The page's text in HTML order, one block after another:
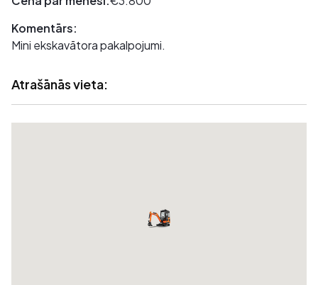
Komentārs:
Mini ekskavātora pakalpojumi.
Atrašānās vieta: